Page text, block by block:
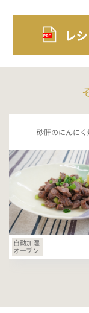
砂肝のにんにく
自動加湿
オーブン